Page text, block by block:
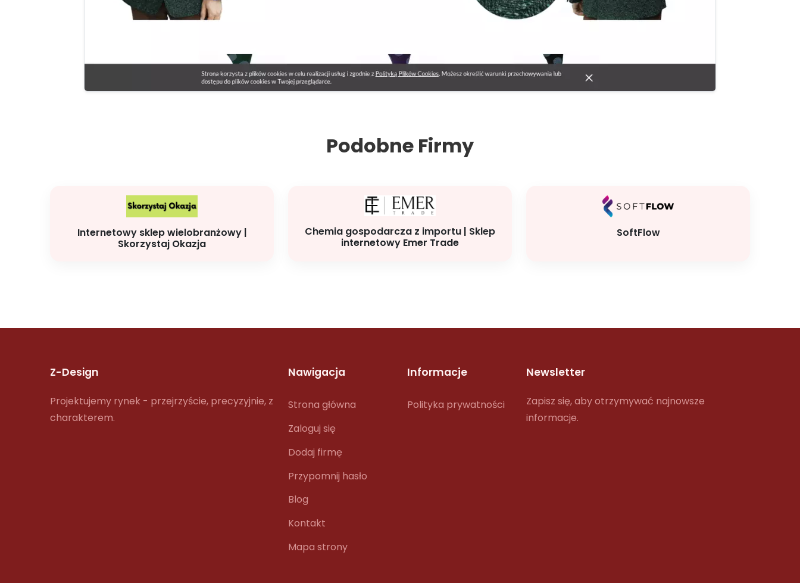
Podobne Firmy
Internetowy sklep wielobranżowy |
Skorzystaj Okazja
Chemia gospodarcza z importu | Sklep
internetowy Emer Trade
SoftFlow
Z-Design
Projektujemy rynek - przejrzyście, precyzyjnie, z
charakterem.
Nawigacja
Strona główna
Zaloguj się
Dodaj firmę
Przypomnij hasło
Blog
Kontakt
Mapa strony
Informacje
Polityka prywatności
Newsletter
Zapisz się, aby otrzymywać najnowsze
informacje.